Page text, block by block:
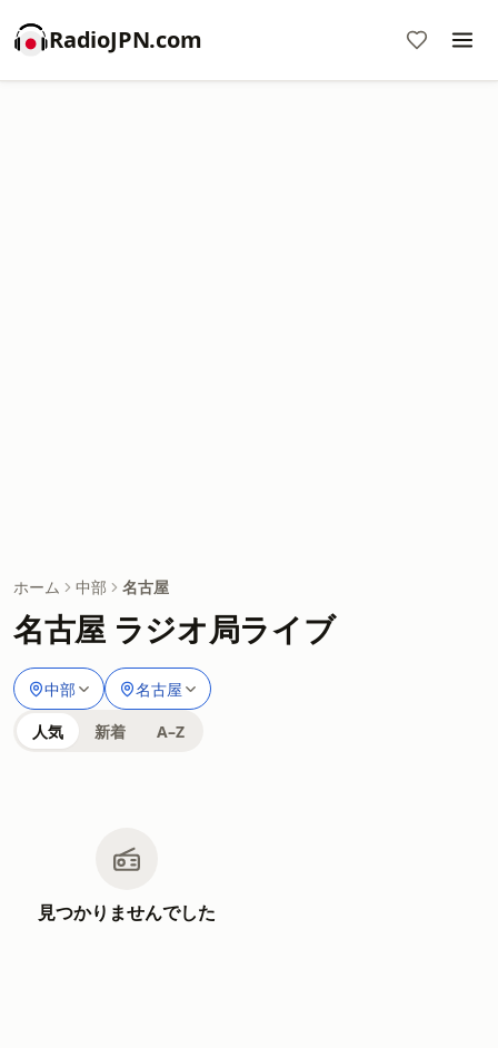
RadioJPN.com
ホーム 中部 名古屋
名古屋 ラジオ局ライブ
中部 名古屋
人気 新着 A–Z
見つかりませんでした